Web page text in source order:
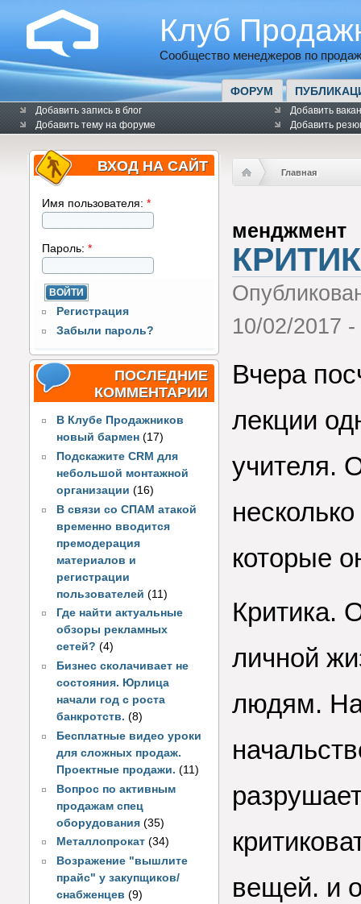
Клуб
Сообщество менеджеров по
ФОРУМ
Добавить запись в блог
Добавить тему на форуме
Добавить
Добавить
ВХОД НА САЙТ
Имя пользователя: *
Пароль: *
Регистрация
Забыли пароль?
ПОСЛЕДНИЕ
КОММЕНТАРИИ
В Клубе Продажников
новый бармен (17)
Подскажите CRM для
небольшой монтажной
организации (16)
В связи со СПАМ атакой
временно вводится
премодерация
материалов и
регистрации
пользователей(11)
Где найти актуальные
обзоры рекламных
сетей? (4)
Бизнес сколачивает не
состояния. Юрлица
начали год с роста
банкротств. (8)
Бесплатные видео уроки
для сложных продаж.
Проектные продажи. (11)
Вопрос по активным
продажам спец
оборудования (35)
Металлопрокат (34)
Возражение "вышлите
прайс" у закупщиков/
снабженцев (9)
Главная
менджмент
10/02/2017
Вчера
лекции
учителя.
которые
Критика.
личной
людям. На
вещей. и